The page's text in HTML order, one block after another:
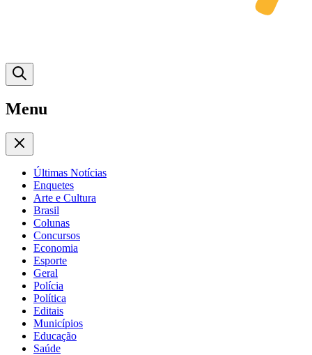
Menu
Últimas Notícias
Enquetes
Arte e Cultura
Brasil
Colunas
Concursos
Economia
Esporte
Geral
Polícia
Política
Editais
Municípios
Educação
Saúde